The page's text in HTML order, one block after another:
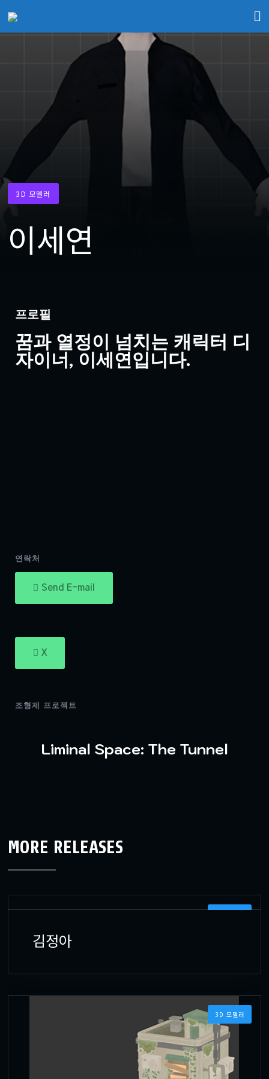
3D 모델러
이세연
프로필
꿈과 열정이 넘치는 캐릭터 디
자이너, 이세연입니다.
연락처
Send E-mail
X
조형제 프로젝트
Liminal Space: The Tunnel
MORE RELEASES
김정아
3D 모델러